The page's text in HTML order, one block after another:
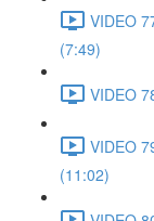
VIDEO
(7:49)
VIDEO
VIDEO
(11:02)